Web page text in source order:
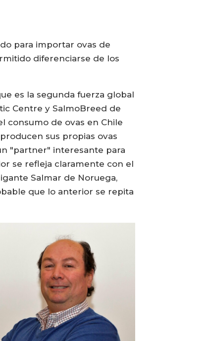
para importar ovas de
diferenciarse de los
es la segunda fuerza global
Centre y SalmoBreed de
consumo de ovas en Chile
sus propias ovas
"partner" interesante para
se refleja claramente con el
Salmar de Noruega,
que lo anterior se repita